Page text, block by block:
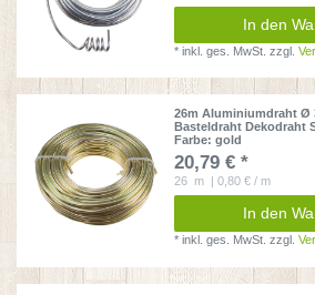
In den
*inkl. ges. MwSt. zzgl.
26m Aluminiumdraht Ø
Basteldraht Dekodraht
Farbe: gold
20,79 € *
26 m | 0,80 € / m
In den
*inkl. ges. MwSt. zzgl.